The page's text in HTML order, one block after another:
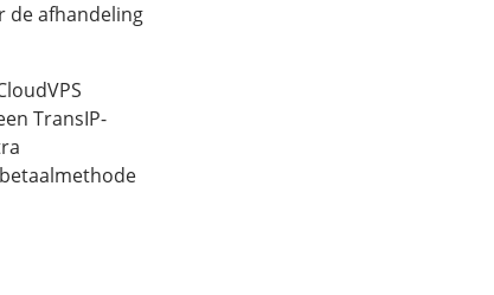
de afhandeling
TransIP-